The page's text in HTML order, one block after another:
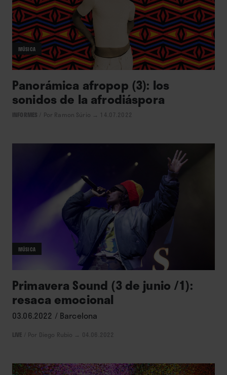
MÚSICA
Panorámica afropop (3): los
sonidos de la afrodiáspora
INFORMES Por Ramon Súrio → 14.07.2022
MÚSICA
Primavera Sound (3 de junio /1):
resaca emocional
03.06.2022 / Barcelona
LIVE Por Diego Rubio → 04.06.2022